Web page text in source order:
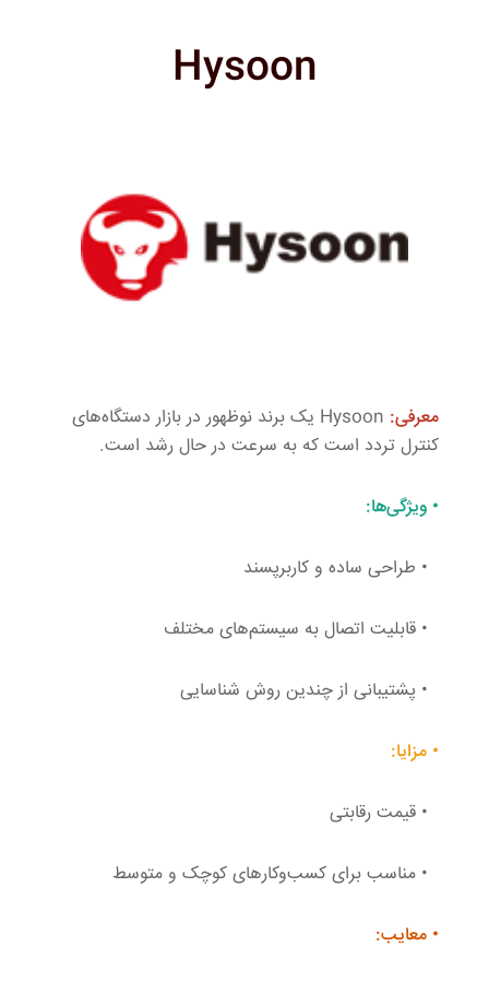
Hysoon
معرفی:
Hysoon یک برند نوظهور در بازار دستگاه‌های
کنترل تردد است که به سرعت در حال رشد است.
• ویژگی‌ها:
• طراحی ساده و کاربرپسند
• قابلیت اتصال به سیستم‌های مختلف
• پشتیبانی از چندین روش شناسایی
• مزایا:
• قیمت رقابتی
• مناسب برای کسب‌وکارهای کوچک و متوسط
• معایب: